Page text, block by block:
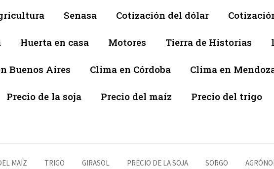
Senasa Cotización del dólar
Huerta en casa Motores Tierra de Historias
Buenos Aires Clima en Córdoba Clima en
Precio de la soja Precio del maíz Precio del trigo
MAÍZ TRIGO GIRASOL PRECIO DE LA SOJA SORGO